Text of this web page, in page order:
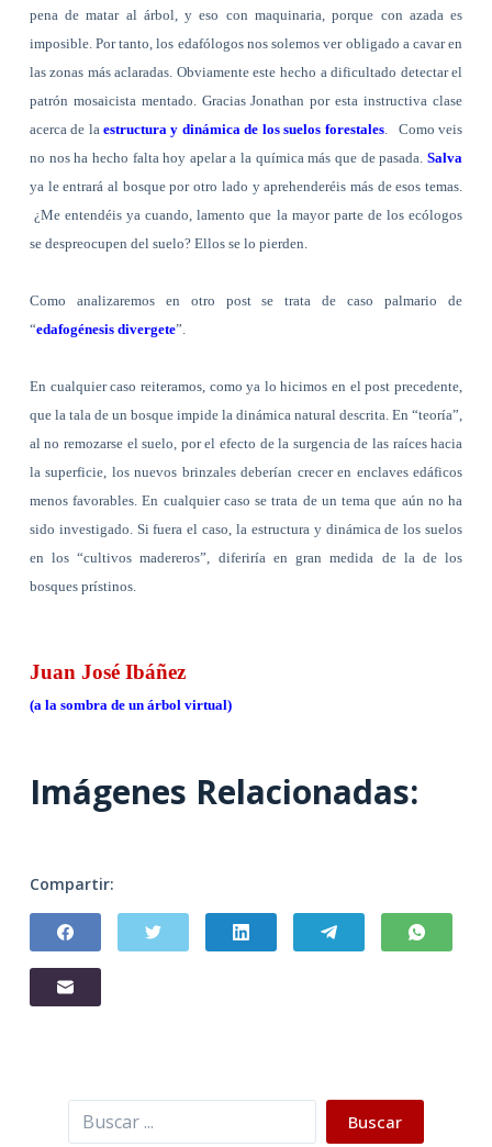
pena de matar al árbol, y eso con maquinaria, porque con azada es
imposible. Por tanto, los edafólogos nos solemos ver obligado a cavar en
las zonas más aclaradas. Obviamente este hecho a dificultado detectar el
patrón mosaicista mentado. Gracias Jonathan por esta instructiva clase
acerca de laestructura y dinámica de los suelos forestales.
Como veis
no nos ha hecho falta hoy apelar a la química más que de pasada.Salva
ya le entrará al bosque por otro lado y aprehenderéis más de esos temas.
¿Me entendéis ya cuando, lamento que la mayor parte de los ecólogos
se despreocupen del suelo? Ellos se lo pierden.
Como analizaremos en otro post se trata de caso palmario de
“edafogénesis divergete”.
En cualquier caso reiteramos, como ya lo hicimos en el post precedente,
que la tala de un bosque impide la dinámica natural descrita. En “teoría”,
al no remozarse el suelo, por el efecto de la surgencia de las raíces hacia
la superficie, los nuevos brinzales deberían crecer en enclaves edáficos
menos favorables. En cualquier caso se trata de un tema que aún no ha
sido investigado. Si fuera el caso, la estructura y dinámica de los suelos
en los “cultivos madereros”, diferiría en gran medida de la de los
bosques prístinos.
Juan José Ibáñez
(a la sombra de un árbol virtual)
Imágenes Relacionadas:
Compartir:
Buscar Buscar